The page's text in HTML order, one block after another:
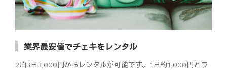
業界最安値でチェキをレンタル
2泊3日3,000円からレンタルが可能です。1日約1,000円とラ